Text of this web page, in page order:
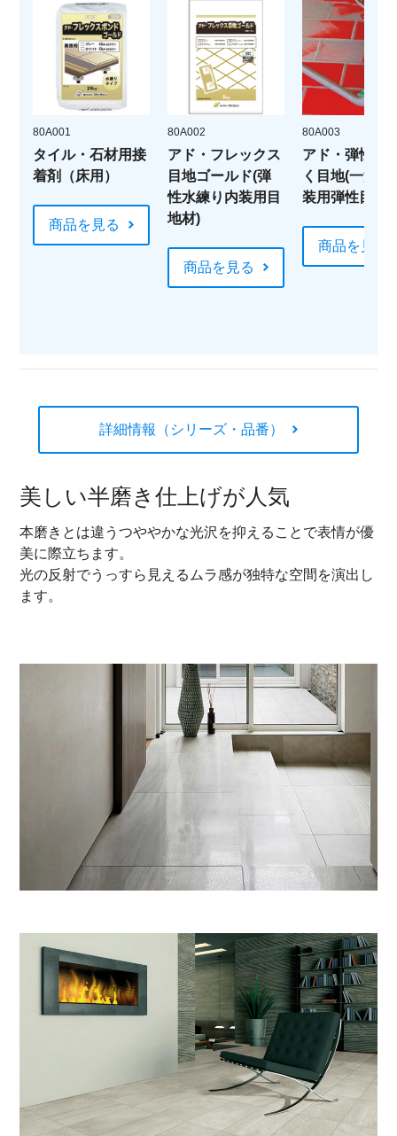
80A001
タイル・石材用接
着剤（床用）
商品を見る
80A002
アド・フレックス
目地ゴールド(弾
性水練り内装用目
地材)
商品を見る
80A003
アド・弾性ら
く目地(一液性
装用弾性目地
商品を見る
詳細情報（シリーズ・品番）
美しい半磨き仕上げが人気
本磨きとは違うつややかな光沢を抑えることで表情が優
美に際立ちます。
光の反射でうっすら見えるムラ感が独特な空間を演出し
ます。